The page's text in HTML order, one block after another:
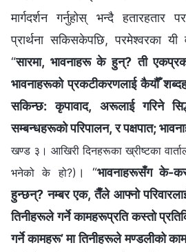
मार्गदर्शन गर्नुहोस् भन्दै हतारहतार
प्रार्थना सकिसकेपछि, परमेश्‍वरका
“सारमा, भावनाहरू के हुन्? ती
भावनाहरूको प्रकटीकरणलाई कैयौँ
सकिन्छ: कृपावाद, अरूलाई गरिने
सम्‍बन्धहरूको परिपालन, र पक्षपात;
खण्ड ३। आखिरी दिनहरूका ख्रीष्टका
भनेको के हो?) । “भावनाहरूसँग के-
हुन्छन्? नम्बर एक, तैँले आफ्नो
तिनीहरूले गर्ने कामहरूप्रति कस्तो
गर्ने कामहरू’ मा तिनीहरूले मण्डलीको